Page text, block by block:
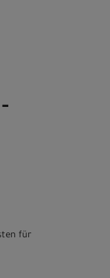
für